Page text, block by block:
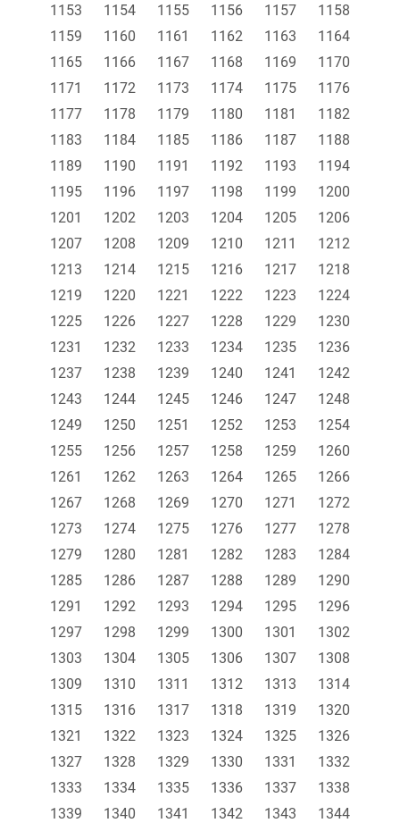
1153 1154 1155 1156 1157
1158
1159
1160 1161 1162 1163
1164
1165
1166 1167 1168 1169
1170
1171
1172 1173 1174 1175
1176
1177
1178 1179 1180 1181
1182
1183
1184 1185 1186 1187
1188
1189
1190 1191 1192 1193
1194
1195
1196 1197 1198 1199
1200
1201
1202 1203 1204 1205
1206
1207
1208 1209 1210 1211
1212
1213
1214 1215 1216 1217
1218
1219
1220 1221 1222 1223
1224
1225
1226 1227 1228 1229
1230
1231
1232 1233 1234 1235
1236
1237
1238 1239 1240 1241
1242
1243
1244 1245 1246 1247
1248
1249
1250 1251 1252 1253
1254
1255
1256 1257 1258 1259
1260
1261
1262 1263 1264 1265
1266
1267
1268 1269 1270 1271
1272
1273
1274 1275 1276 1277
1278
1279
1280 1281 1282 1283
1284
1285
1286 1287 1288 1289
1290
1291
1292 1293 1294 1295
1296
1297
1298 1299 1300 1301
1302
1303
1304 1305 1306 1307
1308
1309
1310 1311 1312 1313
1314
1315
1316 1317 1318 1319
1320
1321
1322 1323 1324 1325
1326
1327
1328 1329 1330 1331
1332
1333
1334 1335 1336 1337
1338
1339
1340 1341 1342 1343
1344